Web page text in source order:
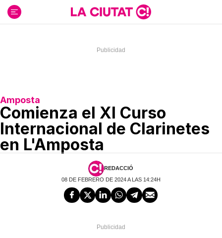
contenido
Amposta
Comienza el XI Curso
Internacional de Clarinetes
en L'Amposta
REDACCIÓ
08 DE FEBRERO DE 2024 A LAS 14:24H